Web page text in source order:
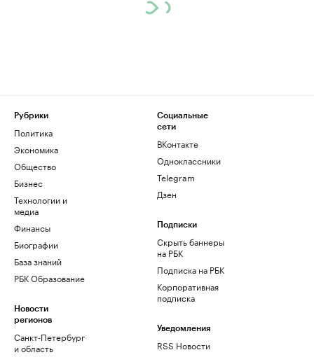
Рубрики
Политика
Экономика
Общество
Бизнес
Технологии и
медиа
Финансы
Биографии
База знаний
РБК Образование
Новости
регионов
Санкт-Петербург
и область
Социальные
сети
ВКонтакте
Одноклассники
Telegram
Дзен
Подписки
Скрыть баннеры
на РБК
Подписка на РБК
Корпоративная
подписка
Уведомления
RSS Новости